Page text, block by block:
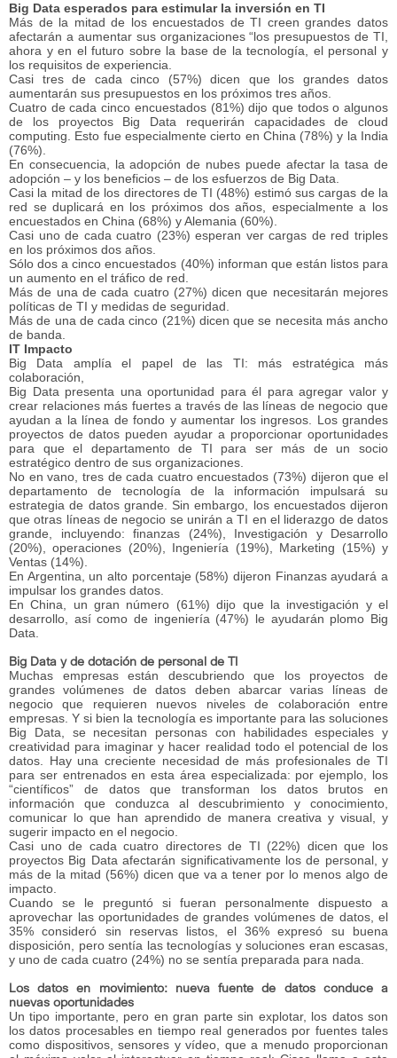
Big Data esperados para estimular la inversión en TI
Más de la mitad de los encuestados de TI creen grandes datos
afectarán a aumentar sus organizaciones “los presupuestos de TI,
ahora y en el futuro sobre la base de la tecnología, el personal y
los requisitos de experiencia.
Casi tres de cada cinco (57%) dicen que los grandes datos
aumentarán sus presupuestos en los próximos tres años.
Cuatro de cada cinco encuestados (81%) dijo que todos o algunos
de los proyectos Big Data requerirán capacidades de cloud
computing. Esto fue especialmente cierto en China (78%) y la India
(76%).
En consecuencia, la adopción de nubes puede afectar la tasa de
adopción – y los beneficios – de los esfuerzos de Big Data.
Casi la mitad de los directores de TI (48%) estimó sus cargas de la
red se duplicará en los próximos dos años, especialmente a los
encuestados en China (68%) y Alemania (60%).
Casi uno de cada cuatro (23%) esperan ver cargas de red triples
en los próximos dos años.
Sólo dos a cinco encuestados (40%) informan que están listos para
un aumento en el tráfico de red.
Más de una de cada cuatro (27%) dicen que necesitarán mejores
políticas de TI y medidas de seguridad.
Más de una de cada cinco (21%) dicen que se necesita más ancho
de banda.
IT Impacto
Big Data amplía el papel de las TI: más estratégica más
colaboración,
Big Data presenta una oportunidad para él para agregar valor y
crear relaciones más fuertes a través de las líneas de negocio que
ayudan a la línea de fondo y aumentar los ingresos. Los grandes
proyectos de datos pueden ayudar a proporcionar oportunidades
para que el departamento de TI para ser más de un socio
estratégico dentro de sus organizaciones.
No en vano, tres de cada cuatro encuestados (73%) dijeron que el
departamento de tecnología de la información impulsará su
estrategia de datos grande. Sin embargo, los encuestados dijeron
que otras líneas de negocio se unirán a TI en el liderazgo de datos
grande, incluyendo: finanzas (24%), Investigación y Desarrollo
(20%), operaciones (20%), Ingeniería (19%), Marketing (15%) y
Ventas (14%).
En Argentina, un alto porcentaje (58%) dijeron Finanzas ayudará a
impulsar los grandes datos.
En China, un gran número (61%) dijo que la investigación y el
desarrollo, así como de ingeniería (47%) le ayudarán plomo Big
Data.
Big Data y de dotación de personal de TI
Muchas empresas están descubriendo que los proyectos de
grandes volúmenes de datos deben abarcar varias líneas de
negocio que requieren nuevos niveles de colaboración entre
empresas. Y si bien la tecnología es importante para las soluciones
Big Data, se necesitan personas con habilidades especiales y
creatividad para imaginar y hacer realidad todo el potencial de los
datos. Hay una creciente necesidad de más profesionales de TI
para ser entrenados en esta área especializada: por ejemplo, los
“científicos” de datos que transforman los datos brutos en
información que conduzca al descubrimiento y conocimiento,
comunicar lo que han aprendido de manera creativa y visual, y
sugerir impacto en el negocio.
Casi uno de cada cuatro directores de TI (22%) dicen que los
proyectos Big Data afectarán significativamente los de personal, y
más de la mitad (56%) dicen que va a tener por lo menos algo de
impacto.
Cuando se le preguntó si fueran personalmente dispuesto a
aprovechar las oportunidades de grandes volúmenes de datos, el
35% consideró sin reservas listos, el 36% expresó su buena
disposición, pero sentía las tecnologías y soluciones eran escasas,
y uno de cada cuatro (24%) no se sentía preparada para nada.
Los datos en movimiento: nueva fuente de datos conduce a
nuevas oportunidades
Un tipo importante, pero en gran parte sin explotar, los datos son
los datos procesables en tiempo real generados por fuentes tales
como dispositivos, sensores y vídeo, que a menudo proporcionan